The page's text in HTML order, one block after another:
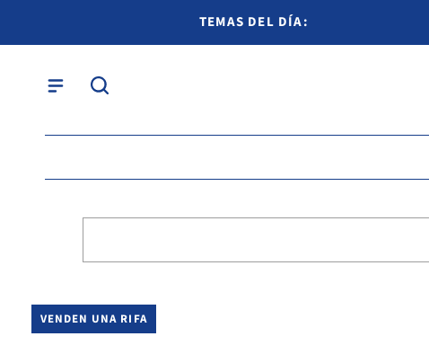
TEMAS DEL DÍA:
VENDEN UNA RIFA